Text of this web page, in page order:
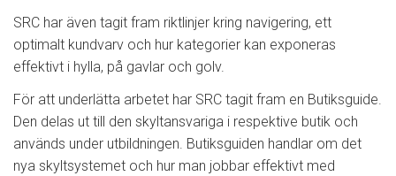
SRC har även tagit fram riktlinjer kring navigering, ett
optimalt kundvarv och hur kategorier kan exponeras
effektivt i hylla, på gavlar och golv.
För att underlätta arbetet har SRC tagit fram en Butiksguide.
Den delas ut till den skyltansvariga i respektive butik och
används under utbildningen. Butiksguiden handlar om det
nya skyltsystemet och hur man jobbar effektivt med